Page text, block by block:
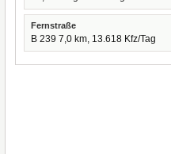
Fernstraße
B 239 7,0 km, 13.618 Kfz/Tag